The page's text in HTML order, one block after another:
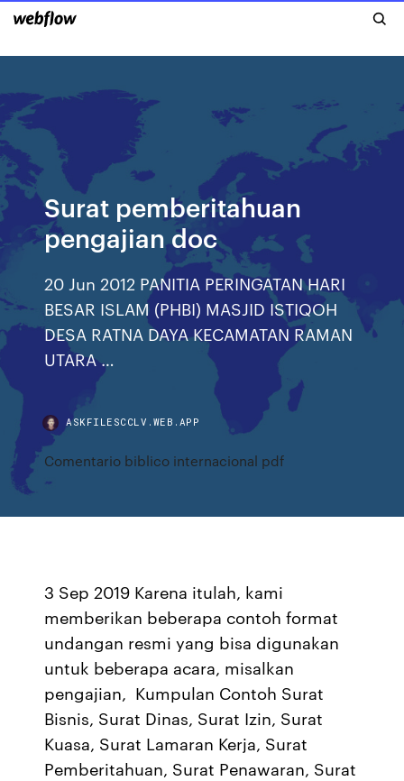
Surat pemberitahuan
pengajian doc
20 Jun 2012 PANITIA PERINGATAN HARI
BESAR ISLAM (PHBI) MASJID ISTIQOH
DESA RATNA DAYA KECAMATAN RAMAN
UTARA …
ASKFILESCCLV.WEB.APP
Comentario biblico internacional pdf
3 Sep 2019 Karena itulah, kami
memberikan beberapa contoh format
undangan resmi yang bisa digunakan
untuk beberapa acara, misalkan
pengajian, Kumpulan Contoh Surat
Bisnis, Surat Dinas, Surat Izin, Surat
Kuasa, Surat Lamaran Kerja, Surat
Pemberitahuan, Surat Penawaran, Surat